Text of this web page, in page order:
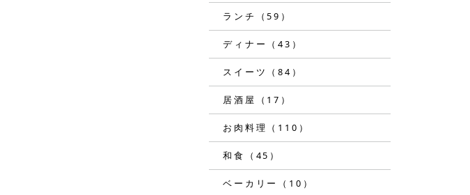
ランチ（59）
ディナー（43）
スイーツ（84）
居酒屋（17）
お肉料理（110）
和食（45）
ベーカリー（10）